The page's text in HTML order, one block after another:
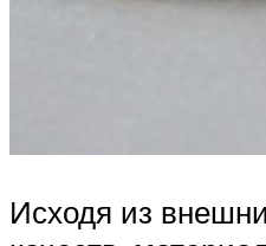
Исходя из